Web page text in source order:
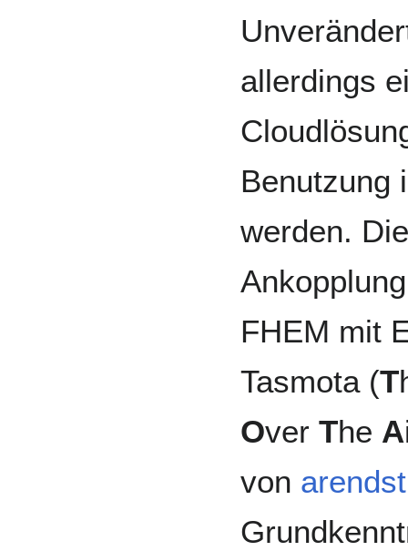
allerdings
Benutzung
werden.
FHEM mit
Tasmota (T
Over The A
von arendst